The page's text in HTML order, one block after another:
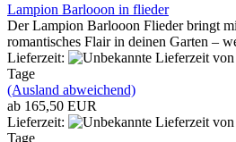
Lampion Barlooon in flieder
Der Lampion Barlooon Flieder bringt
romantisches Flair in deinen Garten –
Lieferzeit:
von
Tage
(Ausland abweichend)
ab 165,50 EUR
Lieferzeit:
von
Tage